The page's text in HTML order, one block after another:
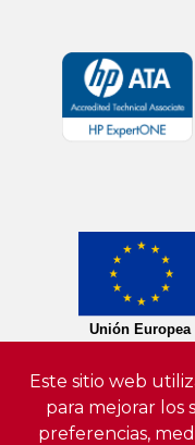
Este sitio web
para mejorar los
preferencias,